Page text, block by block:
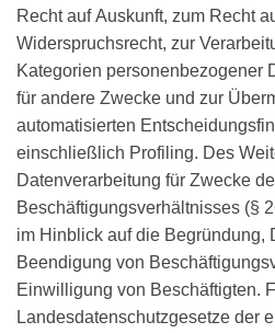
Recht auf Auskunft, zum Recht
Widerspruchsrecht, zur
Kategorien personenbezogener
für andere Zwecke und zur
automatisierten
einschließlich Profiling. Des
Datenverarbeitung für Zwecke
Beschäftigungsverhältnisses (§
im Hinblick auf die Begründung,
Beendigung von
Einwilligung von Beschäftigten.
Landesdatenschutzgesetze der